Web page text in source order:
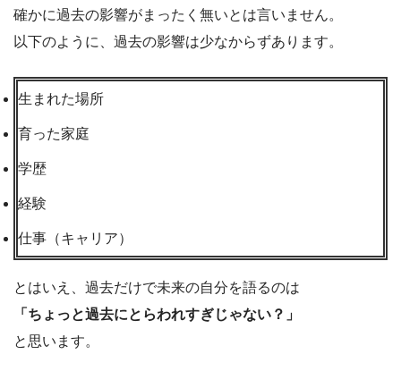
確かに過去の影響がまったく無いとは言いません。
以下のように、過去の影響は少なからずあります。
生まれた場所
育った家庭
学歴
経験
仕事（キャリア）
とはいえ、過去だけで未来の自分を語るのは
「ちょっと過去にとらわれすぎじゃない？」
と思います。